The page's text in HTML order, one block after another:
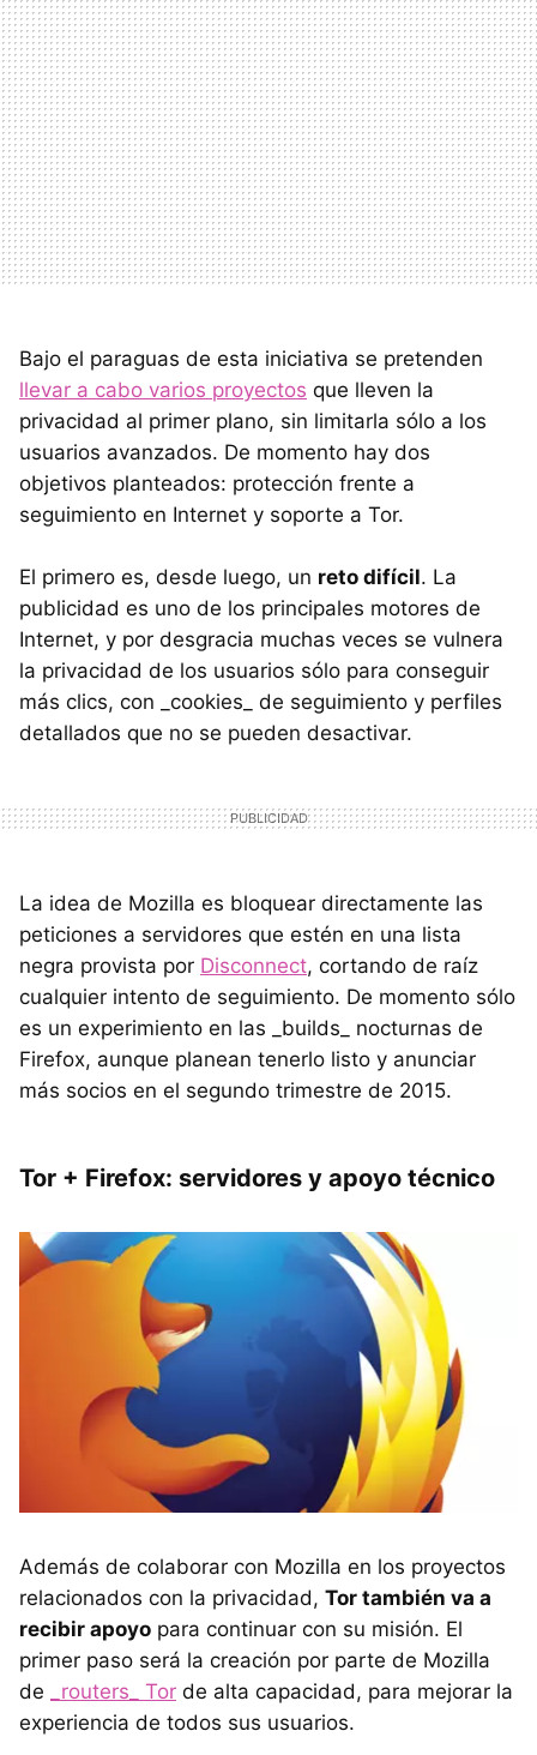
Bajo el paraguas de esta iniciativa se pretenden
llevar a cabo varios proyectos que lleven la
privacidad al primer plano, sin limitarla sólo a los
usuarios avanzados. De momento hay dos
objetivos planteados: protección frente a
seguimiento en Internet y soporte a Tor.
El primero es, desde luego, un reto difícil. La
publicidad es uno de los principales motores de
Internet, y por desgracia muchas veces se vulnera
la privacidad de los usuarios sólo para conseguir
más clics, con _cookies_ de seguimiento y perfiles
detallados que no se pueden desactivar.
La idea de Mozilla es bloquear directamente las
peticiones a servidores que estén en una lista
negra provista por Disconnect, cortando de raíz
cualquier intento de seguimiento. De momento sólo
es un experimiento en las _builds_ nocturnas de
Firefox, aunque planean tenerlo listo y anunciar
más socios en el segundo trimestre de 2015.
Tor + Firefox: servidores y apoyo técnico
Además de colaborar con Mozilla en los proyectos
relacionados con la privacidad, Tor también va a
recibir apoyo para continuar con su misión. El
primer paso será la creación por parte de Mozilla
de
_routers_ Tor de alta capacidad, para mejorar la
experiencia de todos sus usuarios.